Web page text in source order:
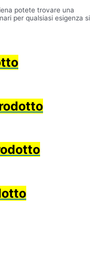
potete trovare una
per qualsiasi esigenza si